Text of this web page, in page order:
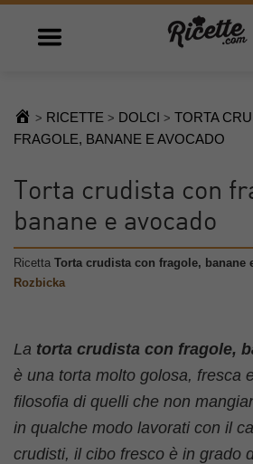
Open main menu
> RICETTE > DOLCI > TORTA
FRAGOLE, BANANE E AVOCADO
Torta crudista con
banane e avocado
Ricetta Torta crudista con fragole, banane
Rozbicka
La torta crudista con fragole,
è una torta molto golosa, fresca
filosofia di quelli che non
in qualche modo lavorati con il
crudisti, il cibo fresco è in grado